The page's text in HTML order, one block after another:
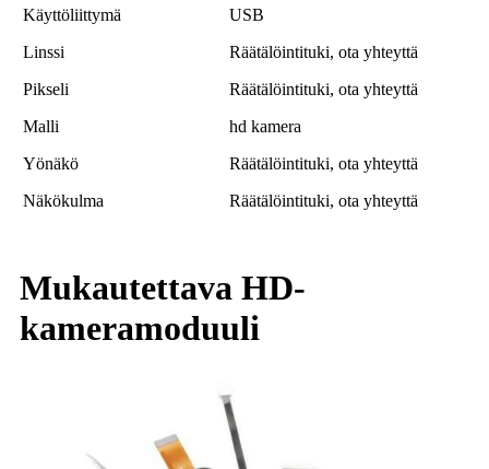
Käyttöliittymä
USB
Linssi
Räätälöintituki, ota yhteyttä
Pikseli
Räätälöintituki, ota yhteyttä
Malli
hd kamera
Yönäkö
Räätälöintituki, ota yhteyttä
Näkökulma
Räätälöintituki, ota yhteyttä
Mukautettava HD-
kameramoduuli